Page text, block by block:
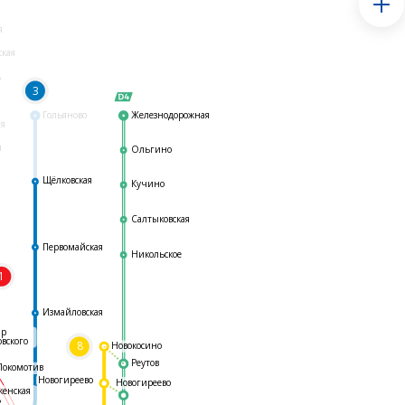
Гольяново
3
8
Железнодорожная
Ольгино
Кучино
Салтыковская
Никольское
Реутов
Измайловская
Первомайская
Щёлковская
Новогиреево
Новогиреево
Новокосино